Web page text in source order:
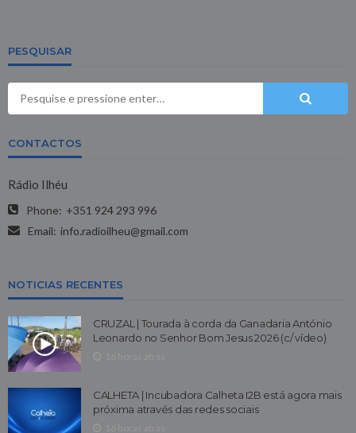
PESQUISAR
CONTACTOS
Rádio Ilhéu
Phone: +351 924 293 996
Email: info.radioilheu@gmail.com
NOTICIAS RECENTES
CRUZAL | Tourada à corda da Ganadaria António
Leonardo no Senhor Bom Jesus 2026 (c/ vídeo)
CALHETA | Incubadora Calheta I2B está agora mais
próxima através das redes sociais